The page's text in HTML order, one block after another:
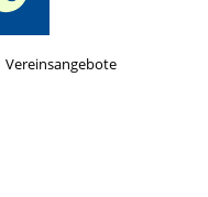
Vereinsangebote